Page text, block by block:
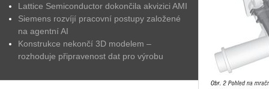
Lattice Semiconductor dokončila akvizici AMI
Siemens rozvíjí pracovní postupy založené
na agentní AI
Konstrukce nekončí 3D modelem –
rozhoduje připravenost dat pro výrobu